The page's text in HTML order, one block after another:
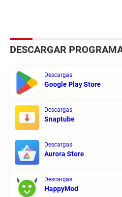
DESCARGAR
Descargas
Google Play Store
Descargas
Snaptube
Descargas
Aurora Store
Descargas
HappyMod